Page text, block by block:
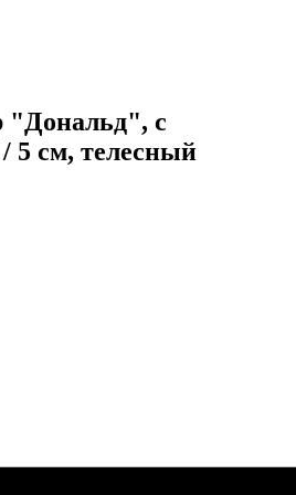
"Дональд", с
5 см, телесный